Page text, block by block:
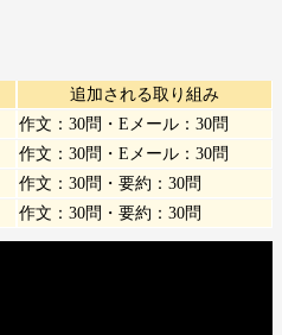
追加される取り組み
作文：30問・Eメール：30問
作文：30問・Eメール：30問
作文：30問・要約：30問
作文：30問・要約：30問